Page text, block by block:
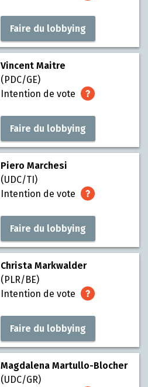
Faire du lobbying
Vincent Maitre
(PDC/GE)
Intention de vote
Faire du lobbying
Piero Marchesi
(UDC/TI)
Intention de vote
Faire du lobbying
Christa Markwalder
(PLR/BE)
Intention de vote
Faire du lobbying
Magdalena Martullo-Blocher
(UDC/GR)